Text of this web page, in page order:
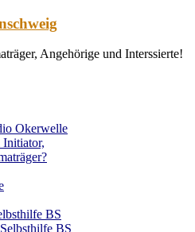
Angehörige und Interssierte!
Okerwelle
BS
BS